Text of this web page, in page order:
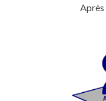
Après